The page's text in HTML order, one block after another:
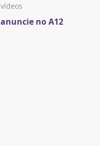
vídeos
anuncie no A12